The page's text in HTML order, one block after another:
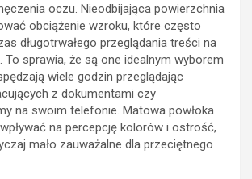
oczu. Nieodbijająca powierzchnia
obciążenie wzroku, które często
długotrwałego przeglądania treści na
To sprawia, że są one idealnym wyborem
wiele godzin przeglądając
z dokumentami czy
na swoim telefonie. Matowa powłoka
na percepcję kolorów i ostrość,
mało zauważalne dla przeciętnego